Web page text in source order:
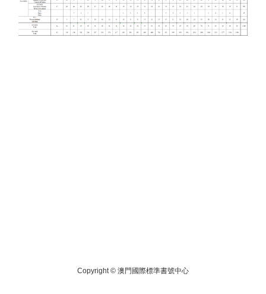
Copyright © 澳門國際標準書號中心